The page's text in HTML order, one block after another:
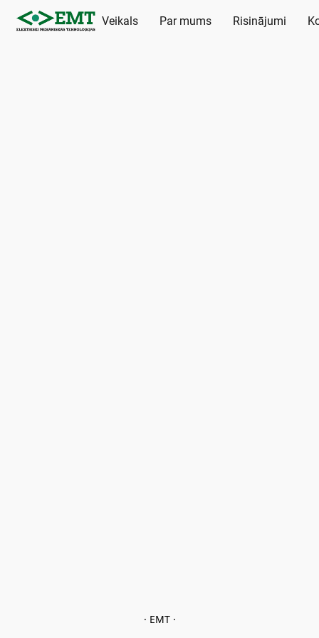
Veikals Par mums Risinājumi
· EMT ·